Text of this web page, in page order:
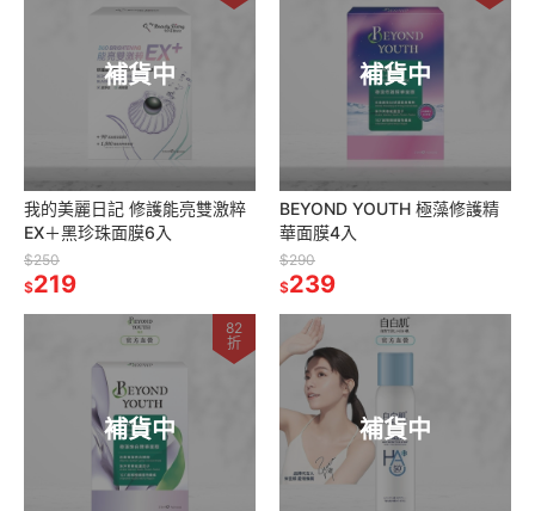
補貨中
我的美麗日記 修護能亮雙激粹
EX＋黑珍珠面膜6入
$250
$219
補貨中
BEYOND YOUTH 極藻修護精
華面膜4入
$290
$239
補貨中
82
折
補貨中